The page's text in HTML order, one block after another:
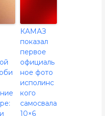
КАМАЗ
показал
первое
официаль
ное фото
исполинс
кого
самосвала
10×6